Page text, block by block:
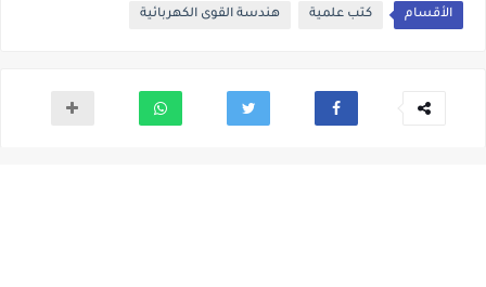
الأقسام كتب علمية هندسة القوى الكهربائية